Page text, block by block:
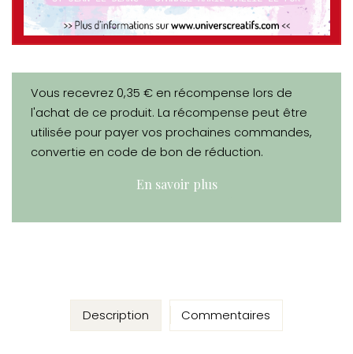
Vous recevrez 0,35 € en récompense lors de
l'achat de ce produit. La récompense peut être
utilisée pour payer vos prochaines commandes,
convertie en code de bon de réduction.
En savoir plus
Description Commentaires